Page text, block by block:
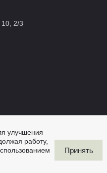
2/3
оферта
улучшения
работу,
Принять